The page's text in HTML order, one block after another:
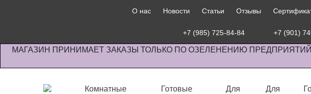
О нас Новости Статьи Отзывы
+7 (985) 725-84-84 +7 (901)
МАГАЗИН ПРИНИМАЕТ ЗАКАЗЫ ТОЛЬКО ПО ОЗЕЛЕНЕНИЮ
Комнатные
Готовые
Для
Для